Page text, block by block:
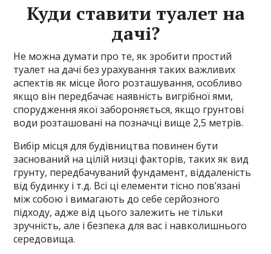
Куди ставити туалет на
дачі?
Не можна думати про те, як зробити простий
туалет на дачі без урахування таких важливих
аспектів як місце його розташування, особливо
якщо він передбачає наявність вигрібної ями,
спорудження якої забороняється, якщо грунтові
води розташовані на позначці вище 2,5 метрів.
Вибір місця для будівництва повинен бути
заснований на цілій низці факторів, таких як вид
грунту, передбачуваний фундамент, віддаленість
від будинку і т.д. Всі ці елементи тісно пов’язані
між собою і вимагають до себе серйозного
підходу, адже від цього залежить не тільки
зручність, але і безпека для вас і навколишнього
середовища.